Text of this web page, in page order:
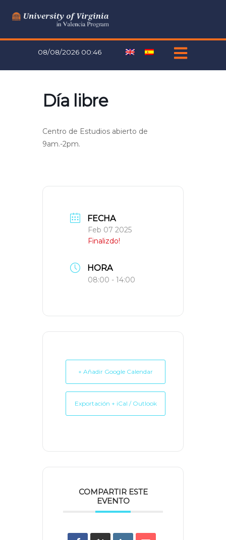
08/08/2026 00:46
Día libre
Centro de Estudios abierto de
9am.-2pm.
FECHA
Feb 07 2025
Finalizdo!
HORA
08:00 - 14:00
+ Añadir Google Calendar
Exportación + iCal / Outlook
COMPARTIR ESTE
EVENTO